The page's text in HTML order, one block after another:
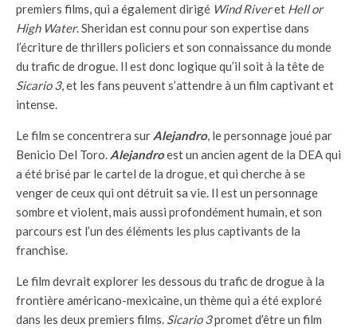
premiers films, qui a également dirigé Wind Riveret Hell or
High Water. Sheridan est connu pour son expertise dans
l’écriture de thrillers policiers et son connaissance du monde
du trafic de drogue. Il est donc logique qu’il soit à la tête de
Sicario 3, et les fans peuvent s’attendre à un film captivant et
intense.
Le film se concentrera sur Alejandro, le personnage joué par
Benicio Del Toro. Alejandroest un ancien agent de la DEA qui
a été brisé par le cartel de la drogue, et qui cherche à se
venger de ceux qui ont détruit sa vie. Il est un personnage
sombre et violent, mais aussi profondément humain, et son
parcours est l’un des éléments les plus captivants de la
franchise.
Le film devrait explorer les dessous du trafic de drogue à la
frontière américano-mexicaine, un thème qui a été exploré
dans les deux premiers films. Sicario 3promet d’être un film